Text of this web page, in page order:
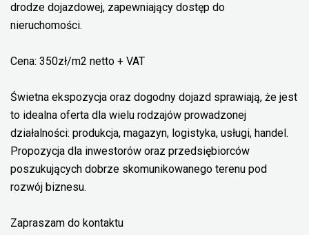
drodze dojazdowej, zapewniający dostęp do
nieruchomości.
Cena: 350zł/m2 netto + VAT
Świetna ekspozycja oraz dogodny dojazd sprawiają, że jest
to idealna oferta dla wielu rodzajów prowadzonej
działalności: produkcja, magazyn, logistyka, usługi, handel.
Propozycja dla inwestorów oraz przedsiębiorców
poszukujących dobrze skomunikowanego terenu pod
rozwój biznesu.
Zapraszam do kontaktu